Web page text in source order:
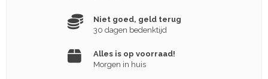
Niet goed, geld terug
30 dagen bedenktijd
Alles is op voorraad!
Morgen in huis